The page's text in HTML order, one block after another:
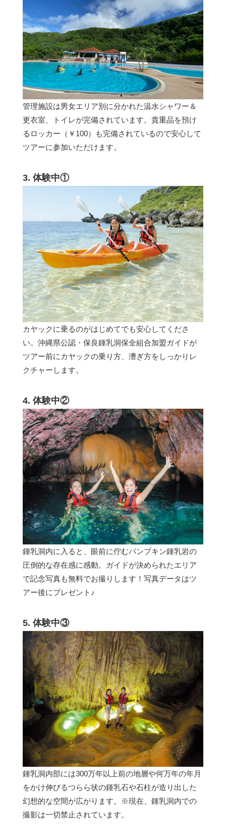
管理施設は男女エリア別に分かれた温水シャワー＆
更衣室、トイレが完備されています。貴重品を預け
るロッカー（￥100）も完備されているので安心して
ツアーに参加いただけます。
3. 体験中①
カヤックに乗るのがはじめてでも安心してくださ
い。沖縄県公認・保良鍾乳洞保全組合加盟ガイドが
ツアー前にカヤックの乗り方、漕ぎ方をしっかりレ
クチャーします。
4. 体験中②
鍾乳洞内に入ると、眼前に佇むパンプキン鍾乳岩の
圧倒的な存在感に感動。ガイドが決められたエリア
で記念写真も無料でお撮りします！写真データはツ
アー後にプレゼント♪
5. 体験中③
鍾乳洞内部には300万年以上前の地層や何万年の年月
をかけ伸びるつらら状の鍾乳石や石柱が造り出した
幻想的な空間が広がります。※現在、鍾乳洞内での
撮影は一切禁止されています。